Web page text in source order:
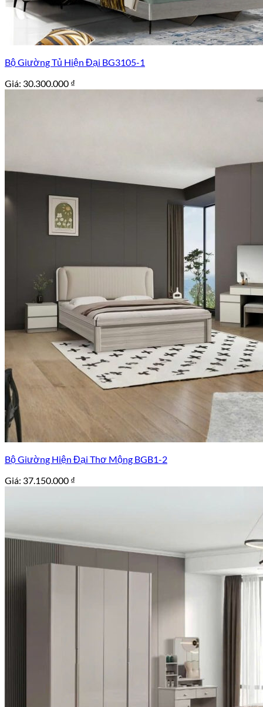
Bộ Giường Tủ Hiện Đại BG3105-1
Giá: 30.300.000 ₫
Bộ Giường Hiện Đại Thơ Mộng BGB1-2
Giá: 37.150.000 ₫